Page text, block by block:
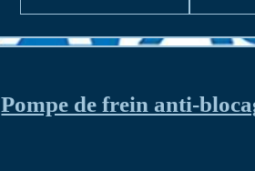
Pompe de frein anti-